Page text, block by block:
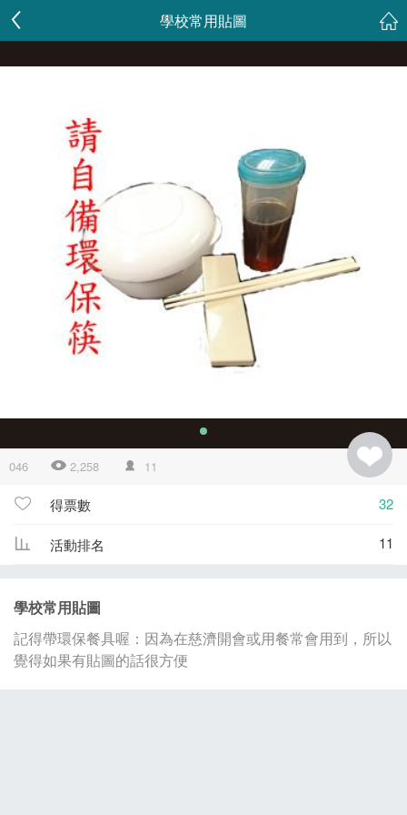
學校常用貼圖
046 2,258 11
得票數 32
活動排名 11
學校常用貼圖
記得帶環保餐具喔：因為在慈濟開會或用餐常會用到，所以
覺得如果有貼圖的話很方便